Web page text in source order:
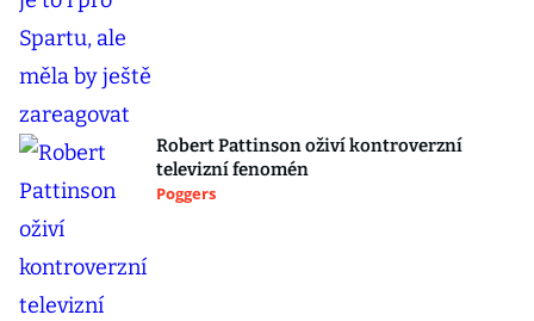
Robert Pattinson oživí kontroverzní
televizní fenomén
Poggers